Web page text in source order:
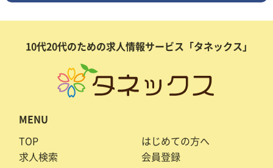
10代20代のための求人情報サービス「タネックス」
MENU
TOP
はじめての方へ
求人検索
会員登録